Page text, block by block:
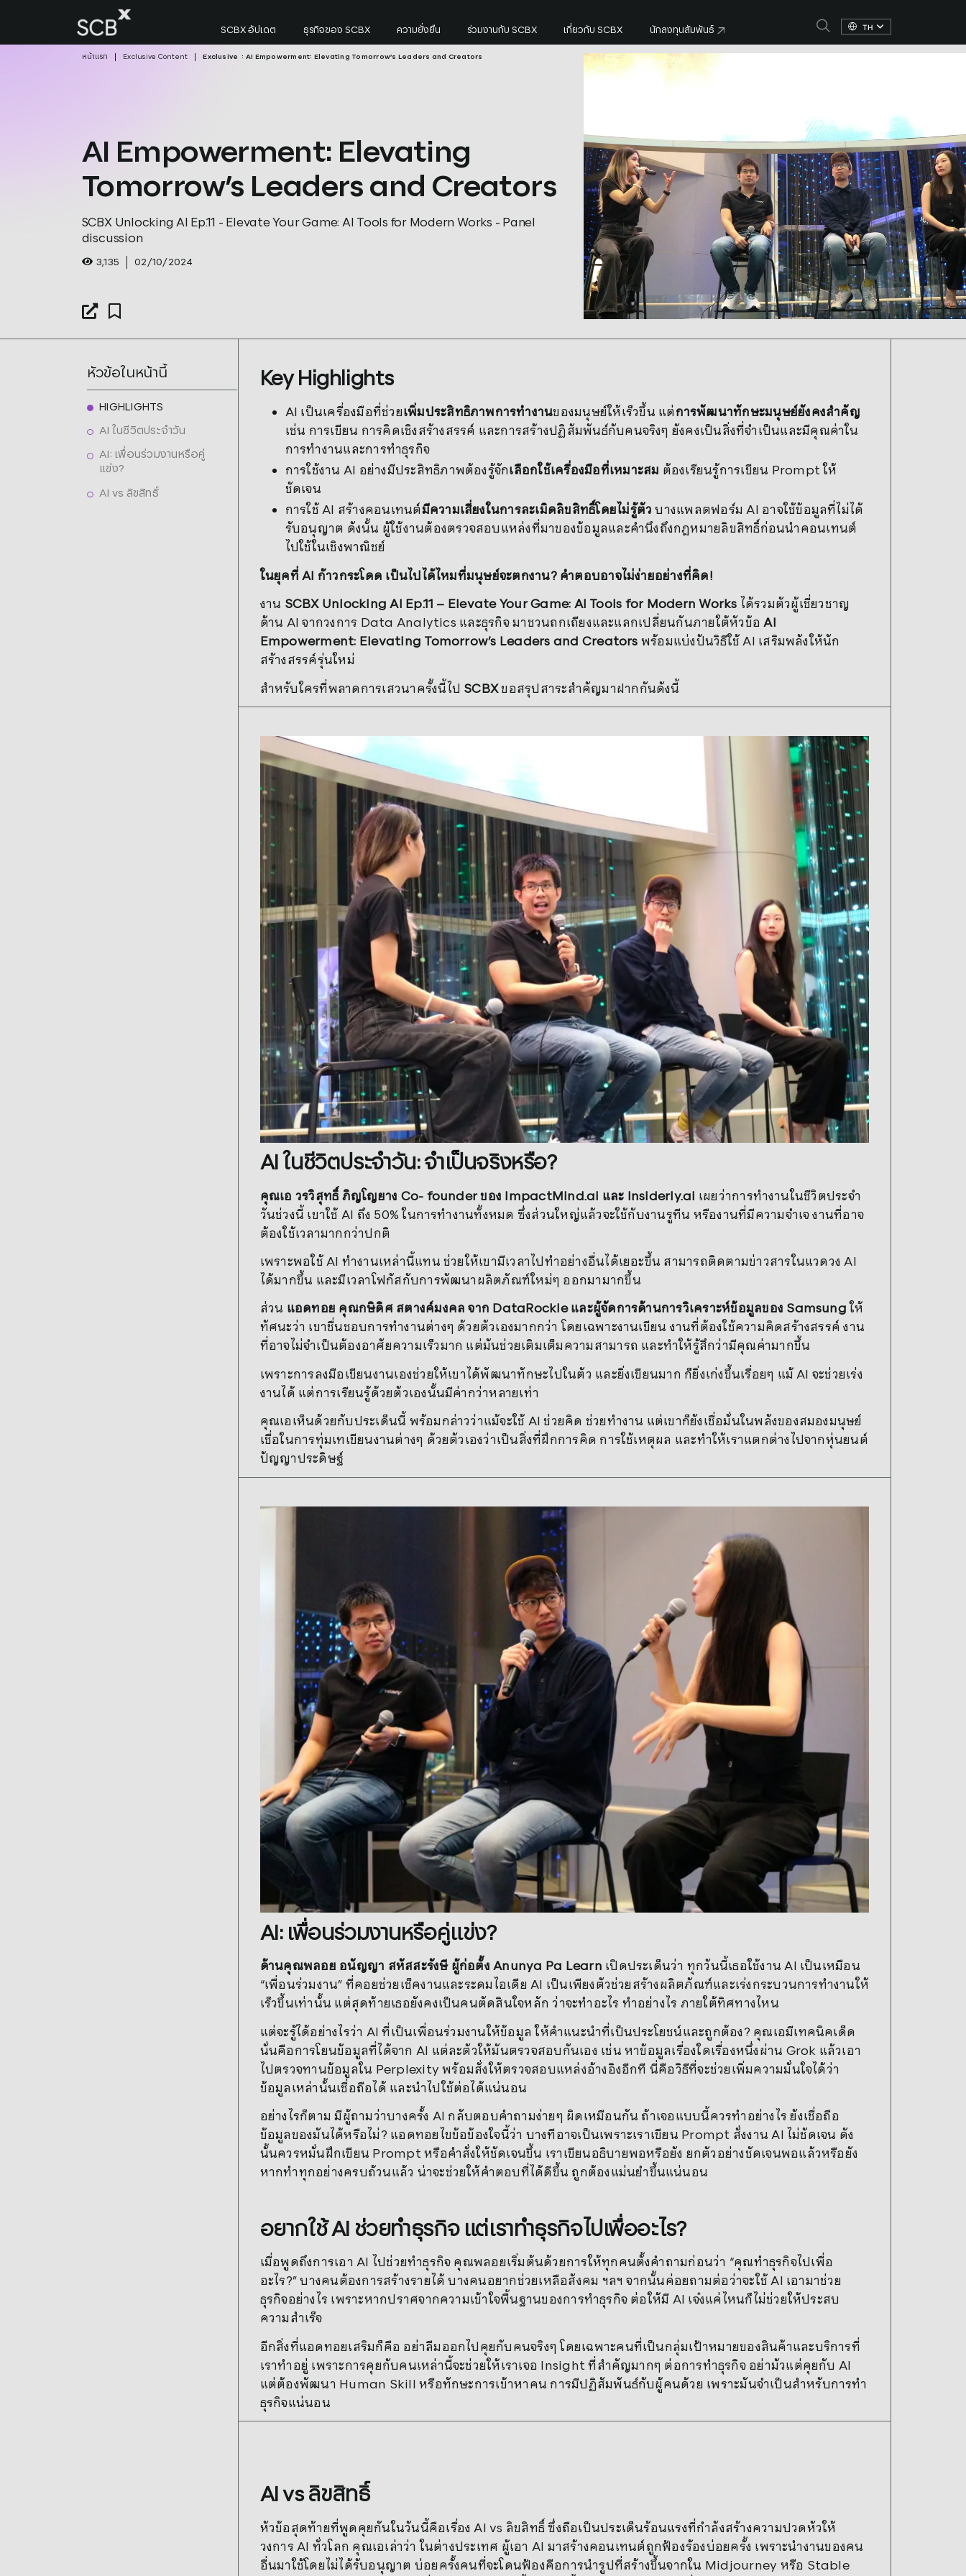
content
SCBX อัปเดต ธุรกิจของ SCBX ความยั่งยืน ร่วมงานกับ SCBX เกี่ยวกับ SCBX นักลงทุนสัมพันธ์ TH
AI Empowerment: Elevating Tomorrow’s Leaders and Creators
หน้าแรก Exclusive Content Exclusive : AI Empowerment: Elevating Tomorrow’s Leaders and Creators
AI Empowerment: Elevating
Tomorrow’s Leaders and Creators
SCBX Unlocking AI Ep.11 - Elevate Your Game: AI Tools for Modern Works - Panel
discussion
3,135 02/10/2024
หัวข้อในหน้านี้
HIGHLIGHTS
AI ในชีวิตประจำวัน
AI: เพื่อนร่วมงานหรือคู่
แข่ง?
AI vs ลิขสิทธิ์
Key Highlights
AI เป็นเครื่องมือที่ช่วยเพิ่มประสิทธิภาพการทำงานของมนุษย์ให้เร็วขึ้น แต่ การพัฒนาทักษะมนุษย์ยังคงสำคัญ
เช่น การเขียน การคิดเชิงสร้างสรรค์ และการสร้างปฏิสัมพันธ์กับคนจริงๆ ยังคงเป็นสิ่งที่จำเป็นและมีคุณค่าใน
การทำงานและการทำธุรกิจ
การใช้งาน AI อย่างมีประสิทธิภาพต้องรู้จักเลือกใช้เครื่องมือที่เหมาะสม ต้องเรียนรู้การเขียน Prompt ให้
ชัดเจน
การใช้ AI สร้างคอนเทนต์มีความเสี่ยงในการละเมิดลิขสิทธิ์โดยไม่รู้ตัว บางแพลตฟอร์ม AI อาจใช้ข้อมูลที่ไม่ได้
รับอนุญาต ดังนั้น ผู้ใช้งานต้องตรวจสอบแหล่งที่มาของข้อมูลและคำนึงถึงกฎหมายลิขสิทธิ์ก่อนนำคอนเทนต์
ไปใช้ในเชิงพาณิชย์
ในยุคที่ AI ก้าวกระโดด เป็นไปได้ไหมที่มนุษย์จะตกงาน? คำตอบอาจไม่ง่ายอย่างที่คิด!
งาน SCBX Unlocking AI Ep.11 – Elevate Your Game: AI Tools for Modern Works ได้รวมตัวผู้เชี่ยวชาญ
ด้าน AI จากวงการ Data Analytics และธุรกิจ มาชวนถกเถียงและแลกเปลี่ยนกันภายใต้หัวข้อ AI
Empowerment: Elevating Tomorrow’s Leaders and Creators พร้อมแบ่งปันวิธีใช้ AI เสริมพลังให้นัก
สร้างสรรค์รุ่นใหม่
สำหรับใครที่พลาดการเสวนาครั้งนี้ไป SCBXขอสรุปสาระสำคัญมาฝากกันดังนี้
AI ในชีวิตประจำวัน: จำเป็นจริงหรือ?
คุณเอ วรวิสุทธิ์​ ภิญโญยาง Co- founder ของ ImpactMind.ai และ Insiderly.ai เผยว่าการทำงานในชีวิตประจำ
วันช่วงนี้ เขาใช้ AI ถึง 50% ในการทำงานทั้งหมด ซึ่งส่วนใหญ่แล้วจะใช้กับงานรูทีน หรืองานที่มีความจำเจ งานที่อาจ
ต้องใช้เวลามากกว่าปกติ
เพราะพอใช้ AI ทำงานเหล่านี้แทน ช่วยให้เขามีเวลาไปทำอย่างอื่นได้เยอะขึ้น สามารถติดตามข่าวสารในแวดวง AI
ได้มากขึ้น และมีเวลาโฟกัสกับการพัฒนาผลิตภัณฑ์ใหม่ๆ ออกมามากขึ้น
ส่วน แอดทอย คุณกษิดิศ สตางค์มงคล จาก DataRockie และผู้จัดการด้านการวิเคราะห์ข้อมูลของ Samsungให้
ทัศนะว่า เขาชื่นชอบการทำงานต่างๆ ด้วยตัวเองมากกว่า โดยเฉพาะงานเขียน งานที่ต้องใช้ความคิดสร้างสรรค์ งาน
ที่อาจไม่จำเป็นต้องอาศัยความเร็วมาก แต่มันช่วยเติมเต็มความสามารถ และทำให้รู้สึกว่ามีคุณค่ามากขึ้น
เพราะการลงมือเขียนงานเองช่วยให้เขาได้พัฒนาทักษะไปในตัว และยิ่งเขียนมาก ก็ยิ่งเก่งขึ้นเรื่อยๆ แม้ AI จะช่วยเร่ง
งานได้ แต่การเรียนรู้ด้วยตัวเองนั้นมีค่ากว่าหลายเท่า
คุณเอเห็นด้วยกับประเด็นนี้ พร้อมกล่าวว่าแม้จะใช้ AI ช่วยคิด ช่วยทำงาน แต่เขาก็ยังเชื่อมั่นในพลังของสมองมนุษย์
เชื่อในการทุ่มเทเขียนงานต่างๆ ด้วยตัวเองว่าเป็นสิ่งที่ฝึกการคิด การใช้เหตุผล และทำให้เราแตกต่างไปจากหุ่นยนต์
ปัญญาประดิษฐ์
AI: เพื่อนร่วมงานหรือคู่แข่ง?
ด้านคุณพลอย อนัญญา สหัสสะรังษี ผู้ก่อตั้ง Anunya Pa Learn เปิดประเด็นว่า ทุกวันนี้เธอใช้งาน AI เป็นเหมือน
“เพื่อนร่วมงาน” ที่คอยช่วยเช็คงานและระดมไอเดีย AI เป็นเพียงตัวช่วยสร้างผลิตภัณฑ์และเร่งกระบวนการทำงานให้
เร็วขึ้นเท่านั้น แต่สุดท้ายเธอยังคงเป็นคนตัดสินใจหลัก ว่าจะทำอะไร ทำอย่างไร ภายใต้ทิศทางไหน
แต่จะรู้ได้อย่างไรว่า AI ที่เป็นเพื่อนร่วมงานให้ข้อมูล ให้คำแนะนำที่เป็นประโยชน์และถูกต้อง? คุณเอมีเทคนิคเด็ด
นั่นคือการโยนข้อมูลที่ได้จาก AI แต่ละตัวให้มันตรวจสอบกันเอง เช่น หาข้อมูลเรื่องใดเรื่องหนึ่งผ่าน Grok แล้วเอา
ไปตรวจทานข้อมูลใน Perplexity พร้อมสั่งให้ตรวจสอบแหล่งอ้างอิงอีกที นี่คือวิธีที่จะช่วยเพิ่มความมั่นใจได้ว่า
ข้อมูลเหล่านั้นเชื่อถือได้ และนำไปใช้ต่อได้แน่นอน
อย่างไรก็ตาม มีผู้ถามว่าบางครั้ง AI กลับตอบคำถามง่ายๆ ผิดเหมือนกัน ถ้าเจอแบบนี้ควรทำอย่างไร ยังเชื่อถือ
ข้อมูลของมันได้หรือไม่? แอดทอยไขข้อข้องใจนี้ว่า บางทีอาจเป็นเพราะเราเขียน Prompt สั่งงาน AI ไม่ชัดเจน ดัง
นั้นควรหมั่นฝึกเขียน Prompt หรือคำสั่งให้ชัดเจนขึ้น เราเขียนอธิบายพอหรือยัง ยกตัวอย่างชัดเจนพอแล้วหรือยัง
หากทำทุกอย่างครบถ้วนแล้ว น่าจะช่วยให้คำตอบที่ได้ดีขึ้น ถูกต้องแม่นยำขึ้นแน่นอน
อยากใช้ AI ช่วยทำธุรกิจ แต่เราทำธุรกิจไปเพื่ออะไร?
เมื่อพูดถึงการเอา AI ไปช่วยทำธุรกิจ คุณพลอยเริ่มต้นด้วยการให้ทุกคนตั้งคำถามก่อนว่า “คุณทำธุรกิจไปเพื่อ
อะไร?” บางคนต้องการสร้างรายได้ บางคนอยากช่วยเหลือสังคม ฯลฯ จากนั้นค่อยถามต่อว่าจะใช้ AI เอามาช่วย
ธุรกิจอย่างไร เพราะหากปราศจากความเข้าใจพื้นฐานของการทำธุรกิจ ต่อให้มี AI เจ๋งแค่ไหนก็ไม่ช่วยให้ประสบ
ความสำเร็จ
อีกสิ่งที่แอดทอยเสริมก็คือ อย่าลืมออกไปคุยกับคนจริงๆ โดยเฉพาะคนที่เป็นกลุ่มเป้าหมายของสินค้าและบริการที่
เราทำอยู่ เพราะการคุยกับคนเหล่านี้จะช่วยให้เราเจอ Insight ที่สำคัญมากๆ ต่อการทำธุรกิจ อย่ามัวแต่คุยกับ AI
แต่ต้องพัฒนา Human Skill หรือทักษะการเข้าหาคน การมีปฏิสัมพันธ์กับผู้คนด้วย เพราะมันจำเป็นสำหรับการทำ
ธุรกิจแน่นอน
AI vs ลิขสิทธิ์
หัวข้อสุดท้ายที่พูดคุยกันในวันนี้คือเรื่อง AI vs ลิขสิทธิ์ ซึ่งถือเป็นประเด็นร้อนแรงที่กำลังสร้างความปวดหัวให้
วงการ AI ทั่วโลก คุณเอเล่าว่า ในต่างประเทศ ผู้เอา AI มาสร้างคอนเทนต์ถูกฟ้องร้องบ่อยครั้ง เพราะนำงานของคน
อื่นมาใช้โดยไม่ได้รับอนุญาต บ่อยครั้งคนที่จะโดนฟ้องคือการนำรูปที่สร้างขึ้นจากใน Midjourney หรือ Stable